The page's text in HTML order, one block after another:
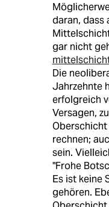
daran, dass
gar nicht
Die
Jahrzehnte
erfolgreich
Versagen,
rechnen;
sein.
"Frohe
Es ist keine
gehören.